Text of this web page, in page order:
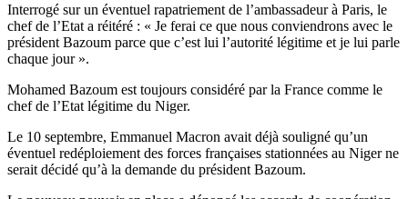
Interrogé sur un éventuel rapatriement de l’ambassadeur à Paris, le
chef de l’Etat a réitéré : « Je ferai ce que nous conviendrons avec le
président Bazoum parce que c’est lui l’autorité légitime et je lui parle
chaque jour ».
Mohamed Bazoum est toujours considéré par la France comme le
chef de l’Etat légitime du Niger.
Le 10 septembre, Emmanuel Macron avait déjà souligné qu’un
éventuel redéploiement des forces françaises stationnées au Niger ne
serait décidé qu’à la demande du président Bazoum.